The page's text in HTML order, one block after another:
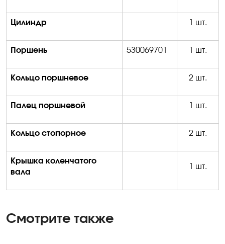
Цилиндр 1 шт.
Поршень 530069701 1 шт.
Кольцо поршневое 2 шт.
Палец поршневой 1 шт.
Кольцо стопорное 2 шт.
Крышка коленчатого
вала
1 шт.
Смотрите также